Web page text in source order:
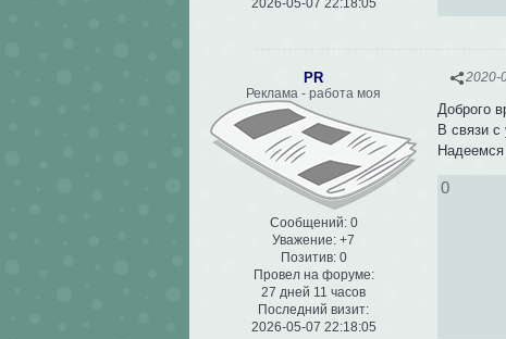
2020-
PR
Реклама - работа моя
Сообщений:0
Уважение: +7
Позитив: 0
Провел на форуме:
27 дней 11 часов
Последний визит:
2026-05-07 22:18:05
Доброго
В связи
0